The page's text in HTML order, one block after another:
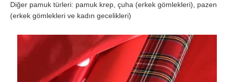
Diğer pamuk türleri: pamuk krep, çuha (erkek gömlekleri), pazen
(erkek gömlekleri ve kadın gecelikleri)